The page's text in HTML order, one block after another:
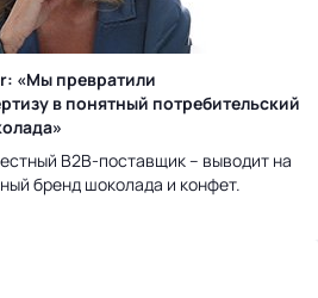
«Мы превратили
в понятный потребительский
B2B-поставщик – выводит на
бренд шоколада и конфет.